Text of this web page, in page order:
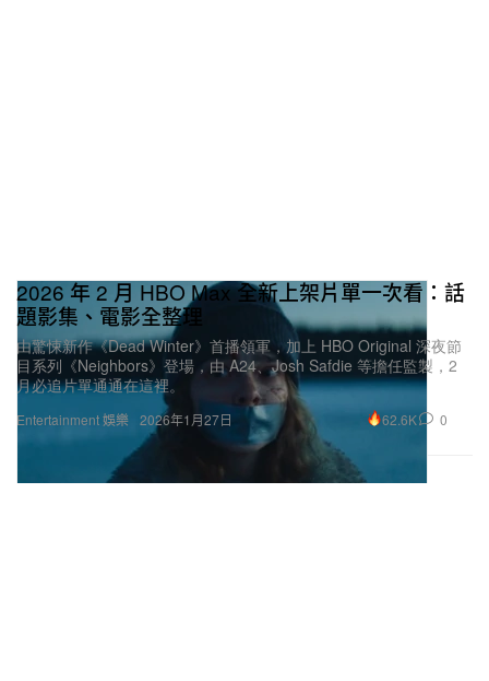
Entertainment 娛樂
2026 年 2 月 HBO Max 全新上架片單一次看：話
題影集、電影全整理
由驚悚新作《Dead Winter》首播領軍，加上 HBO Original 深夜節
目系列《Neighbors》登場，由 A24、Josh Safdie 等擔任監製，2
月必追片單通通在這裡。
2026年1月27日 62.6K 0